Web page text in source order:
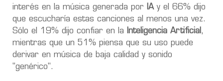
interés en la música generada por
IAy el 66% dijo
que escucharía estas canciones al menos una vez.
Sólo el 19% dijo confiar en la
Inteligencia Artificial ,
mientras que un 51% piensa que su uso puede
derivar en música de baja calidad y sonido
"genérico".